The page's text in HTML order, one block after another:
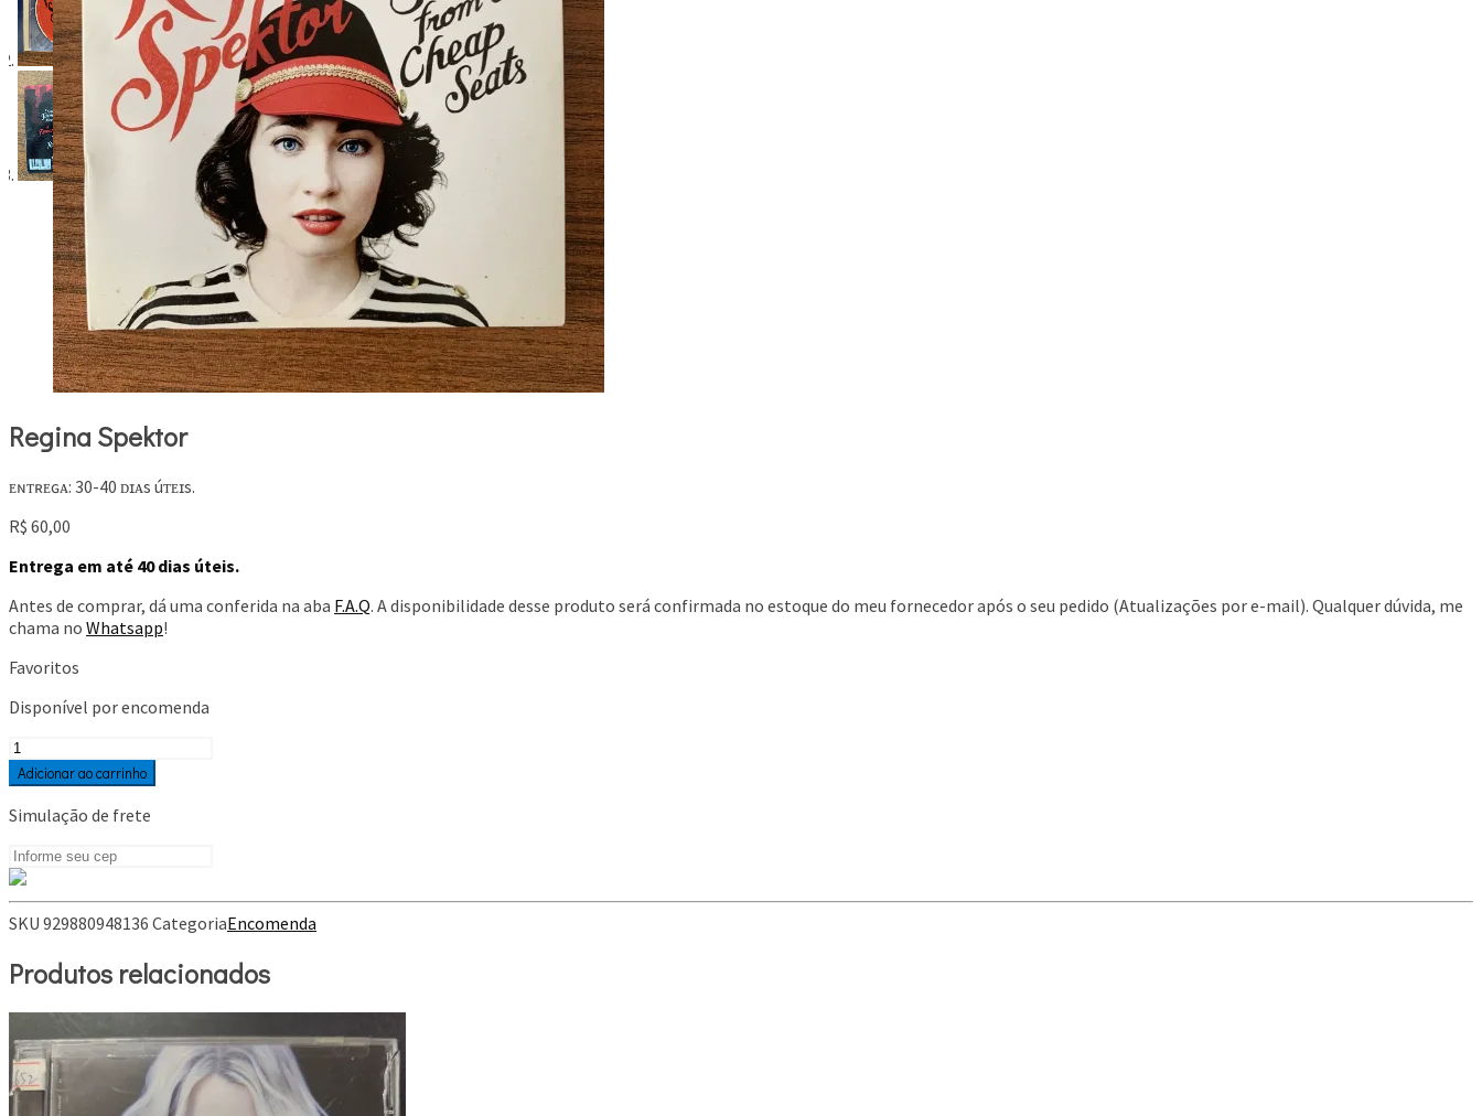
Regina Spektor
ᴇɴᴛʀᴇɢᴀ: 30-40 ᴅɪᴀs úᴛᴇɪs.
R$ 60,00
Entrega em até 40 dias úteis.
Antes de comprar, dá uma conferida na aba F.A.Q. A disponibilidade desse produto será confirmada no estoque do meu fornecedor após o seu pedido (Atualizações por e-mail). Qualquer dúvida, me
chama no Whatsapp!
Favoritos
Disponível por encomenda
Regina
Spektor
quantidade
Adicionar ao carrinho
Simulação de frete
SKU 929880948136 CategoriaEncomenda
Produtos relacionados